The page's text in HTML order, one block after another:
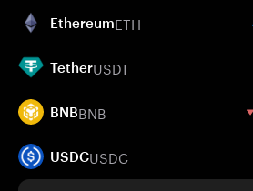
EthereumETH
TetherUSDT
BNBBNB
USDCUSDC